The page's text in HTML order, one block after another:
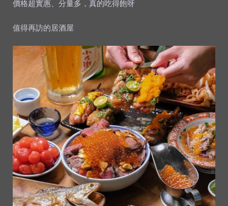
價格超實惠、分量多，真的吃得飽呀
值得再訪的居酒屋